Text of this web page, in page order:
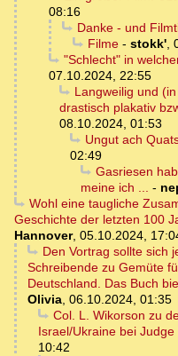
08:16
Danke - und
Filme- stokk',
"Schlecht" in
07.10.2024, 22:55
Langweilig und
drastisch plakativ
08.10.2024, 01:53
Ungut ach
02:49
Gasriesen
meine ich ... -
Wohl eine taugliche
Geschichte der letzten 100
Hannover, 05.10.2024,
Den Vortrag sollte sich
Schreibende zu Gemüte
Deutschland. Das Buch
Olivia, 06.10.2024, 01:35
Col. L. Wikorson zu
Israel/Ukraine bei
10:42